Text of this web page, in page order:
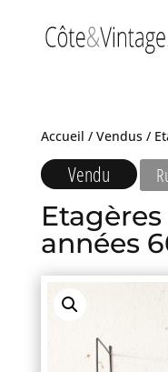
Accueil / Vendus/
Vendu
années